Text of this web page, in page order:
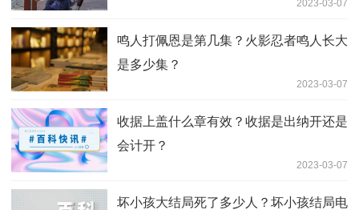
2023-03-07
鸣人打佩恩是第几集？火影忍者鸣人长大
是多少集？
2023-03-07
收据上盖什么章有效？收据是出纳开还是
会计开？
2023-03-07
坏小孩大结局死了多少人？坏小孩结局电